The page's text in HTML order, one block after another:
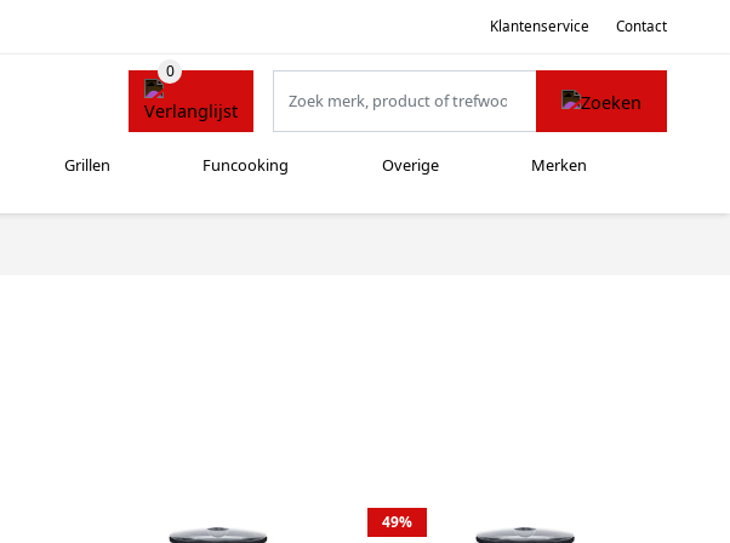
Klantenservice Contact
Grillen Funcooking Overige Merken
49%